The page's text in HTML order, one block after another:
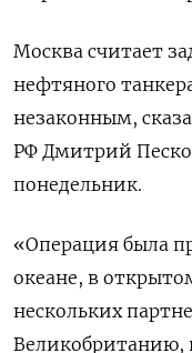
Москва считает
нефтяного
незаконным,
РФ Дмитрий
понедельник.
«Операция ⁠была
океане, в
нескольких
Великобританию,